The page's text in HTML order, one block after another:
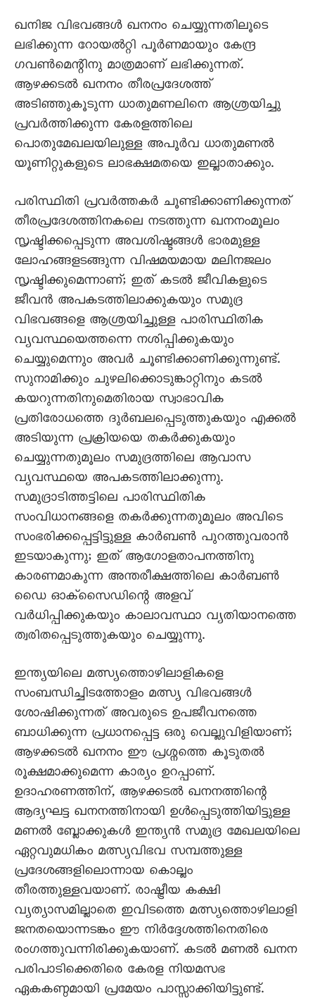
ഖനിജ വിഭവങ്ങൾ ഖനനം ചെയ്യുന്നതിലൂടെ
ലഭിക്കുന്ന റോയൽറ്റി പൂർണമായും കേന്ദ്ര
ഗവൺമെന്റിനു മാത്രമാണ് ലഭിക്കുന്നത്.
ആഴക്കടൽ ഖനനം തീരപ്രദേശത്ത്
അടിഞ്ഞുകൂടുന്ന ധാതുമണലിനെ ആശ്രയിച്ചു
പ്രവർത്തിക്കുന്ന കേരളത്തിലെ
പൊതുമേഖലയിലുള്ള അപൂർവ ധാതുമണൽ
യൂണിറ്റുകളുടെ ലാഭക്ഷമതയെ ഇല്ലാതാക്കും.
പരിസ്ഥിതി പ്രവർത്തകർ ചൂണ്ടിക്കാണിക്കുന്നത്
തീരപ്രദേശത്തിനകലെ നടത്തുന്ന ഖനനംമൂലം
സൃഷ്ടിക്കപ്പെടുന്ന അവശിഷ്ടങ്ങൾ ഭാരമുള്ള
ലോഹങ്ങളടങ്ങുന്ന വിഷമയമായ മലിനജലം
സൃഷ്ടിക്കുമെന്നാണ്; ഇത് കടൽ ജീവികളുടെ
ജീവൻ അപകടത്തിലാക്കുകയും സമുദ്ര
വിഭവങ്ങളെ ആശ്രയിച്ചുള്ള പാരിസ്ഥിതിക
വ്യവസ്ഥയെത്തന്നെ നശിപ്പിക്കുകയും
ചെയ്യുമെന്നും അവർ ചൂണ്ടിക്കാണിക്കുന്നുണ്ട്.
സുനാമിക്കും ചുഴലിക്കൊടുങ്കാറ്റിനും കടൽ
കയറുന്നതിനുമെതിരായ സ്വാഭാവിക
പ്രതിരോധത്തെ ദുർബലപ്പെടുത്തുകയും എക്കൽ
അടിയുന്ന പ്രക്രിയയെ തകർക്കുകയും
ചെയ്യുന്നതുമൂലം സമുദ്രത്തിലെ ആവാസ
വ്യവസ്ഥയെ അപകടത്തിലാക്കുന്നു.
സമുദ്രാടിത്തട്ടിലെ പാരിസ്ഥിതിക
സംവിധാനങ്ങളെ തകർക്കുന്നതുമൂലം അവിടെ
സംഭരിക്കപ്പെട്ടിട്ടുള്ള കാർബൺ പുറത്തുവരാൻ
ഇടയാകുന്നു; ഇത് ആഗോളതാപനത്തിനു
കാരണമാകുന്ന അന്തരീക്ഷത്തിലെ കാർബൺ
ഡെെ ഓക്സെെഡിന്റെ അളവ്
വർധിപ്പിക്കുകയും കാലാവസ്ഥാ വ്യതിയാനത്തെ
ത്വരിതപ്പെടുത്തുകയും ചെയ്യുന്നു.
ഇന്ത്യയിലെ മത്സ്യത്തൊഴിലാളികളെ
സംബന്ധിച്ചിടത്തോളം മത്സ്യ വിഭവങ്ങൾ
ശോഷിക്കുന്നത് അവരുടെ ഉപജീവനത്തെ
ബാധിക്കുന്ന പ്രധാനപ്പെട്ട ഒരു വെല്ലുവിളിയാണ്;
ആഴക്കടൽ ഖനനം ഈ പ്രശ്നത്തെ കൂടുതൽ
രൂക്ഷമാക്കുമെന്ന കാര്യം ഉറപ്പാണ്.
ഉദാഹരണത്തിന്, ആഴക്കടൽ ഖനനത്തിന്റെ
ആദ്യഘട്ട ഖനനത്തിനായി ഉൾപ്പെടുത്തിയിട്ടുള്ള
മണൽ ബ്ലോക്കുകൾ ഇന്ത്യൻ സമുദ്ര മേഖലയിലെ
ഏറ്റവുമധികം മത്സ്യവിഭവ സമ്പത്തുള്ള
പ്രദേശങ്ങളിലൊന്നായ കൊല്ലം
തീരത്തുള്ളവയാണ്. രാഷ്ട്രീയ കക്ഷി
വ്യത്യാസമില്ലാതെ ഇവിടത്തെ മത്സ്യത്തൊഴിലാളി
ജനതയൊന്നടങ്കം ഈ നിർദ്ദേശത്തിനെതിരെ
രംഗത്തുവന്നിരിക്കുകയാണ്. കടൽ മണൽ ഖനന
പരിപാടിക്കെതിരെ കേരള നിയമസഭ
ഏകകണ്ഠമായി പ്രമേയം പാസ്സാക്കിയിട്ടുണ്ട്.